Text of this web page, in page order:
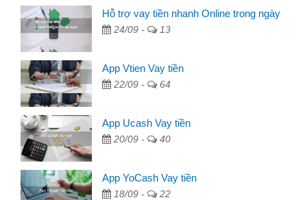
Hỗ trợ vay tiền nhanh Online trong ngày
24/09 - 13
App Vtien Vay tiền
22/09 - 64
App Ucash Vay tiền
20/09 - 40
App YoCash Vay tiền
18/09 - 22